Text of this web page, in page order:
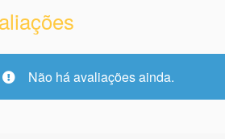
Não há avaliações ainda.